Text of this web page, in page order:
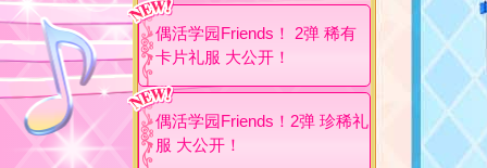
偶活学园Friends！ 2弹 稀有
卡片礼服 大公开！
偶活学园Friends！2弹 珍稀礼
服 大公开！